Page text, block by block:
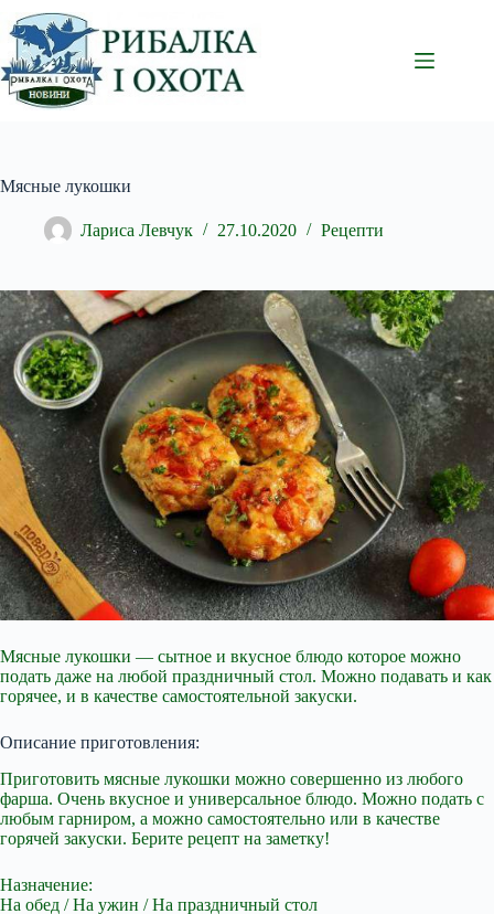
Перейти
до
вмісту
Мясные лукошки
Лариса Левчук 27.10.2020 Рецепти
Мясные лукошки — сытное и вкусное блюдо которое можно
подать даже на любой праздничный стол. Можно подавать и как
горячее, и в качестве самостоятельной закуски.
Описание приготовления:
Приготовить мясные лукошки можно совершенно из любого
фарша. Очень вкусное и универсальное блюдо. Можно подать с
любым гарниром, а можно самостоятельно или в качестве
горячей закуски. Берите рецепт на заметку!
Назначение:
На обед / На ужин / На праздничный стол